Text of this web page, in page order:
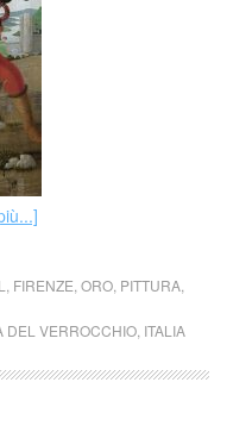
FIRENZE ORO, PITTURA,
DEL VERROCCHIO, ITALIA